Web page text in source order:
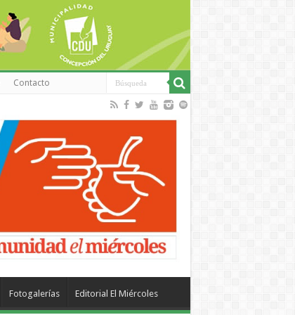
Contacto
Fotogalerías Editorial El Miércoles